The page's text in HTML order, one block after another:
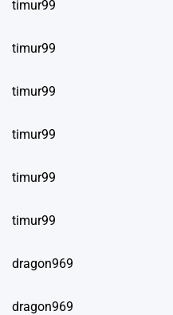
timur99
timur99
timur99
timur99
timur99
timur99
dragon969
dragon969